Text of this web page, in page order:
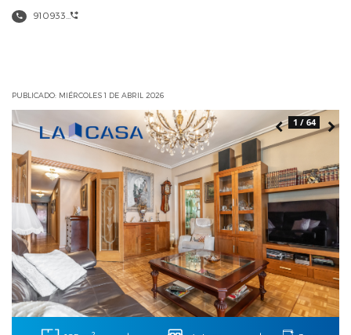
910933...
PUBLICADO: MIÉRCOLES 1 DE ABRIL 2026
1 / 64